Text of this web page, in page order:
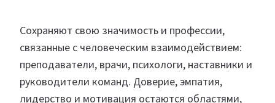
Сохраняют свою значимость и профессии,
связанные с человеческим взаимодействием:
преподаватели, врачи, психологи, наставники и
руководители команд. Доверие, эмпатия,
лидерство и мотивация остаются областями,